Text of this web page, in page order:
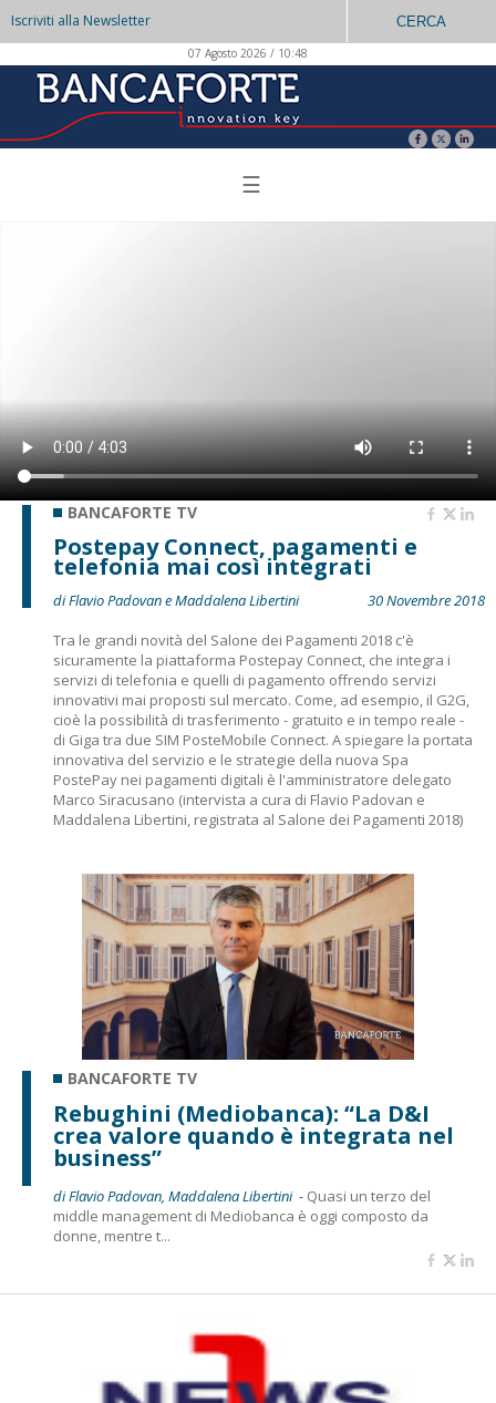
Iscriviti alla Newsletter CERCA
07 Agosto 2026 / 10:48
☰
BANCAFORTE TV
Postepay Connect, pagamenti e
telefonia mai così integrati
di Flavio Padovan e Maddalena Libertini
30 Novembre 2018
Tra le grandi novità del Salone dei Pagamenti 2018 c'è
sicuramente la piattaforma Postepay Connect, che integra i
servizi di telefonia e quelli di pagamento offrendo servizi
innovativi mai proposti sul mercato. Come, ad esempio, il G2G,
cioè la possibilità di trasferimento - gratuito e in tempo reale -
di Giga tra due SIM PosteMobile Connect. A spiegare la portata
innovativa del servizio e le strategie della nuova Spa
PostePay nei pagamenti digitali è l'amministratore delegato
Marco Siracusano (intervista a cura di Flavio Padovan e
Maddalena Libertini, registrata al Salone dei Pagamenti 2018)
BANCAFORTE TV
Rebughini (Mediobanca): “La D&I
crea valore quando è integrata nel
business”
di Flavio Padovan, Maddalena Libertini - Quasi un terzo del
middle management di Mediobanca è oggi composto da
donne, mentre t...